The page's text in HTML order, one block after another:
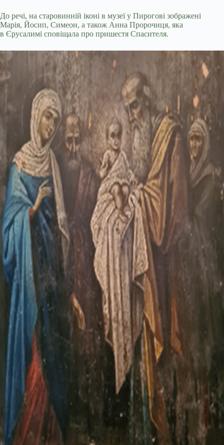
До речі, на старовинній іконі в музеї у Пирогові зображені
Марія, Йосип, Симеон, а також Анна Пророчиця, яка
в Єрусалимі сповіщала про пришестя Спасителя.